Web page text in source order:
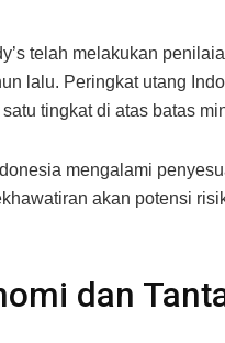
telah melakukan
lalu. Peringkat utang
tingkat di atas batas
mengalami
akan potensi
dan